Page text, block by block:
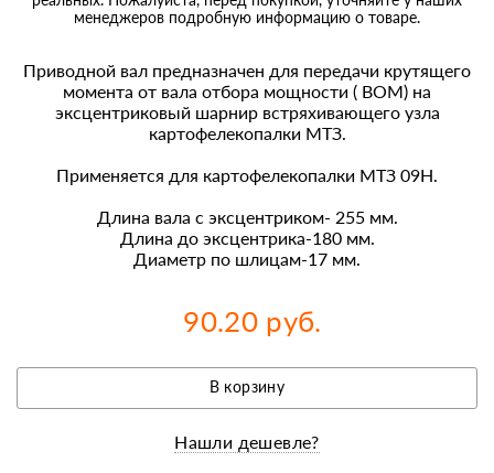
менеджеров подробную информацию о товаре.
Приводной вал предназначен для передачи крутящего
момента от вала отбора мощности ( ВОМ) на
эксцентриковый шарнир встряхивающего узла
картофелекопалки МТЗ.
Применяется для картофелекопалки МТЗ 09Н.
Длина вала с эксцентриком- 255 мм.
Длина до эксцентрика-180 мм.
Диаметр по шлицам-17 мм.
90.20 руб.
В корзину
Нашли дешевле?